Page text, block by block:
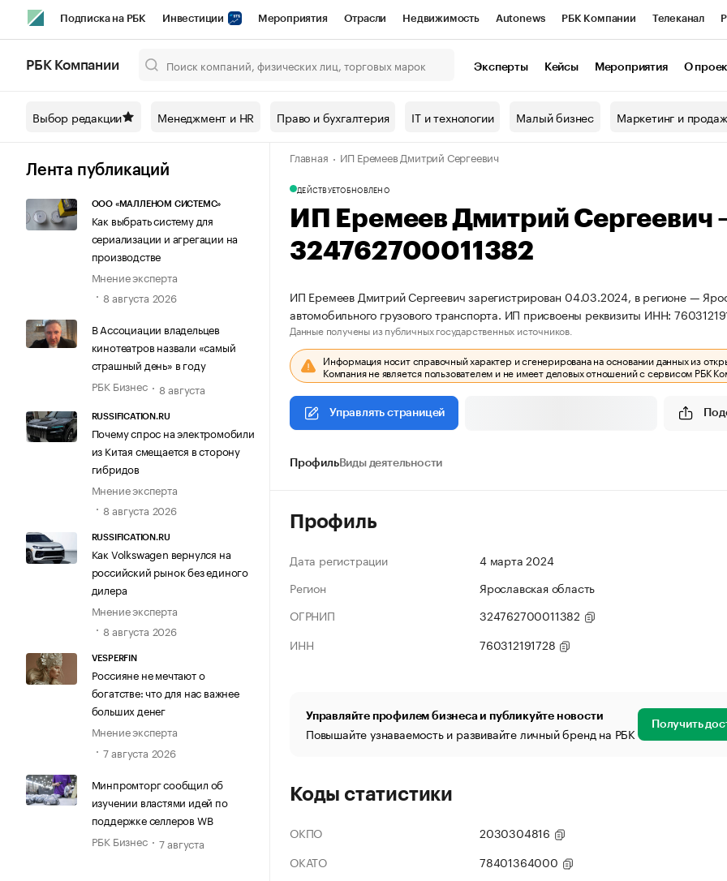
Подписка на РБК Инвестиции Мероприятия Отрасли Недвижимость Autonews РБК Компании Телеканал
Спецпроекты СПб Конференции СПб Спецпроекты Проверка контрагентов
Технологии и медиа Рынок наличной валюты
РБК Компании Эксперты Кейсы Мероприятия О
Выбор редакции Менеджмент и HR Право и бухгалтерия IT и технологии Малый бизнес Маркетинг и
Лента публикаций
ООО «МАЛЛЕНОМ СИСТЕМС»
Как выбрать систему для
сериализации и агрегации на
производстве
Мнение эксперта
8 августа 2026
В Ассоциации владельцев
кинотеатров назвали «самый
страшный день» в году
РБК Бизнес
8 августа
RUSSIFICATION.RU
Почему спрос на электромобили
из Китая смещается в сторону
гибридов
Мнение эксперта
8 августа 2026
RUSSIFICATION.RU
Как Volkswagen вернулся на
российский рынок без единого
дилера
Мнение эксперта
8 августа 2026
VESPERFIN
Россияне не мечтают о
богатстве: что для нас важнее
больших денег
Мнение эксперта
7 августа 2026
Минпромторг сообщил об
изучении властями идей по
поддержке селлеров WB
РБК Бизнес
7 августа
Главная ИП Еремеев Дмитрий Сергеевич
ДЕЙСТВУЕТОБНОВЛЕНО
ИП Еремеев Дмитрий
324762700011382
ИП Еремеев Дмитрий Сергеевич зарегистрирован 04.03.2024, в регионе —
автомобильного грузового транспорта. ИП присвоены реквизиты ИНН:
Данные получены из публичных государственных источников.
Информация носит справочный характер и сгенерирована на основании данных из
Компания не является пользователем и не имеет деловых отношений с сервисом РБК
Управлять страницей
ПрофильВиды деятельности
Профиль
Дата регистрации
4 марта 2024
Регион
Ярославская область
ОГРНИП
324762700011382
ИНН
760312191728
Управляйте профилем бизнеса и публикуйте новости
Повышайте узнаваемость и развивайте личный бренд на РБК Получить
Коды статистики
ОКПО
2030304816
ОКАТО
78401364000